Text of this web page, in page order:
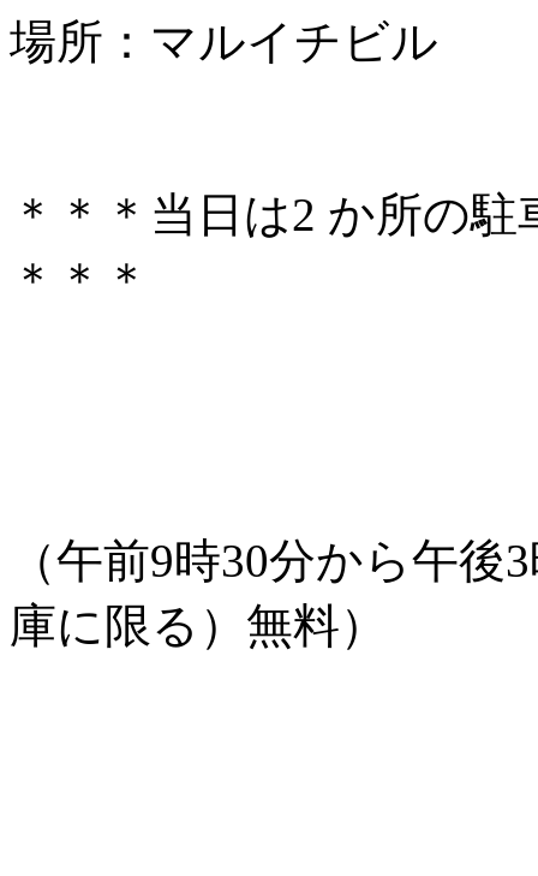
場所：マルイチビル
＊＊＊当日は2 か所の
＊＊＊
（午前9時30分から午
庫に限る）無料）